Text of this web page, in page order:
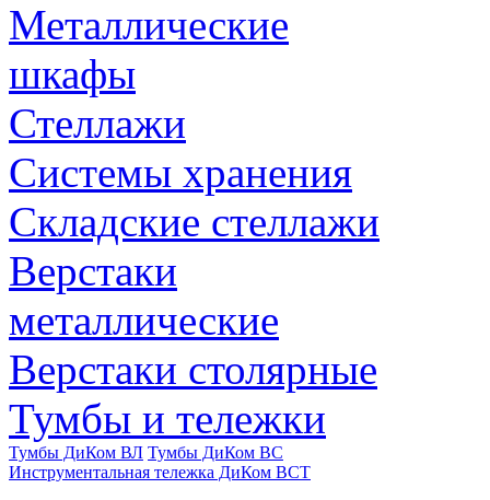
Металлические
шкафы
Стеллажи
Системы хранения
Складские стеллажи
Верстаки
металлические
Верстаки столярные
Тумбы и тележки
Тумбы ДиКом ВЛ Тумбы ДиКом ВС
Инструментальная тележка ДиКом ВСТ